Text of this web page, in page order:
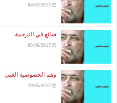
04/07/2017
ضائع في الترجمة
05/06/2017
وهم الخصوصية الغبي
29/05/2017